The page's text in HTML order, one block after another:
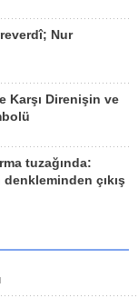
Nur
Karşı Direnişin ve
tuzağında:
çıkış